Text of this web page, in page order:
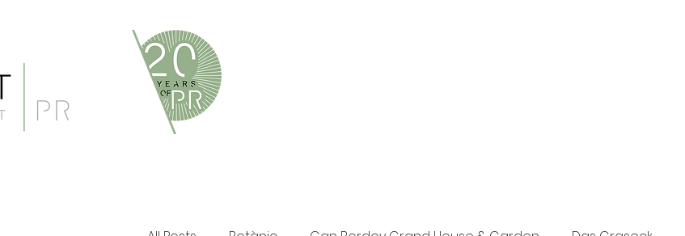
und persönliche Beratung in den Bereichen Tourismus, Hotel, Wellness und Lifestyle.
Klassische PR im Print Bereich, Events sowie Social Media.